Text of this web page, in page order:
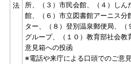
法
所、（３）市民会館、（４）しん
館、（６）市立図書館アーニス分
ター、（８）登別温泉郵便局、（
グループ、（１０）教育部社会教
意見箱への投函
※電話や来庁による口頭でのご意